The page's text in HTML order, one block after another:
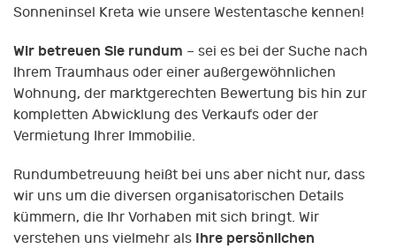
Sonneninsel Kreta wie unsere Westentasche kennen!
Wir betreuen Sie rundum – sei es bei der Suche nach
Ihrem Traumhaus oder einer außergewöhnlichen
Wohnung, der marktgerechten Bewertung bis hin zur
kompletten Abwicklung des Verkaufs oder der
Vermietung Ihrer Immobilie.
Rundumbetreuung heißt bei uns aber nicht nur, dass
wir uns um die diversen organisatorischen Details
kümmern, die Ihr Vorhaben mit sich bringt. Wir
verstehen uns vielmehr als Ihre persönlichen